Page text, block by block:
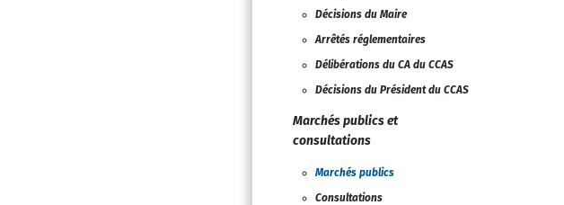
Décisions du Maire
Arrêtés réglementaires
Délibérations du CA du CCAS
Décisions du Président du CCAS
Marchés publics et
consultations
Marchés publics
Consultations